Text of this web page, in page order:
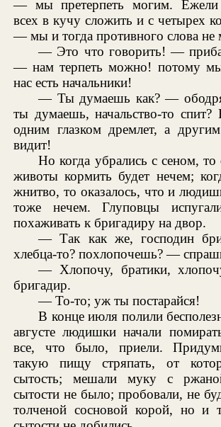
— мы претерпеть мо́гим. Ежели
всех в кучу сложить и с четырех
— мы и тогда противного слова не
— Это что говорить! —
— нам терпеть можно! потому
нас есть начальники!
— Ты думаешь как? —
ты думаешь, начальство-то спит?
одним глазком дремлет, а
видит!
Но когда убрались с сеном, то
животы кормить будет нечем;
жнитво, то оказалось, что и
тоже нечем. Глуповцы
похаживать к бригадиру на двор.
— Так как же, господин
хлебца-то? похлопочешь? —
— Хлопочу, братики,
бригадир.
— То-то; уж ты постарайся!
В конце июля полили
августе людишки начали
все, что было, приели.
такую пищу стряпать, от
сытость; мешали муку с
сытости не было; пробовали, не
толченой сосновой корой, но и